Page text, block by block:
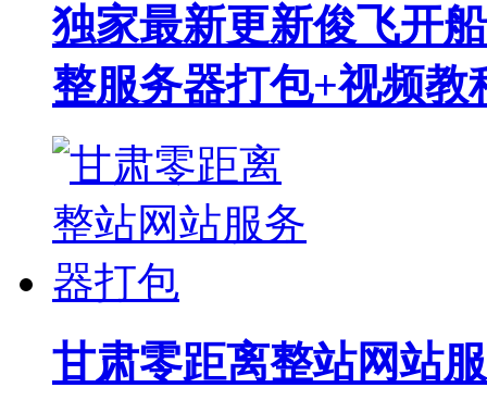
独家最新更新俊飞开
整服务器打包+视频教
甘肃零距离整站网站